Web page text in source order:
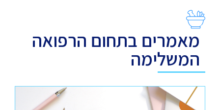
מאמרים בתחום הרפואה
המשלימה